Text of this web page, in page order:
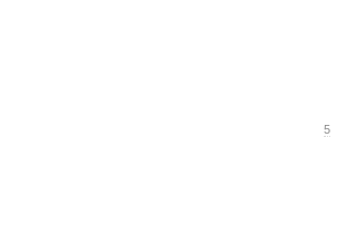
5